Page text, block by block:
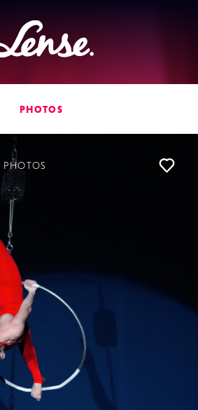
Lense
PHOTOS
PHOTOS